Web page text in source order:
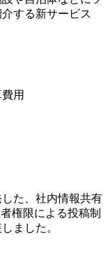
する新サービス
用
た、社内情報共有
権限による投稿制
ました。